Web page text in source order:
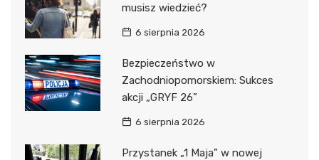
musisz wiedzieć?
6 sierpnia 2026
Bezpieczeństwo w
Zachodniopomorskiem: Sukces
akcji „GRYF 26”
6 sierpnia 2026
Przystanek „1 Maja” w nowej